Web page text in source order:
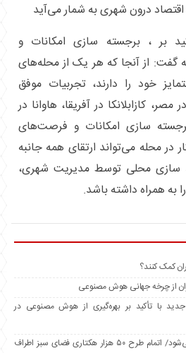
اقتصاد درون شهری به شمار می‌آید
بر ، برجسته سازی امکانات و
از آنجا که هر یک از محله‌های
خود را دارند، تجربیات موفق
کازابلانکا در آفریقا، هاوانا در
سازی امکانات و فرصت‌های
محله می‌تواند ارتقای همه جانبه
سازی محلی توسط مدیریت شهری،
به همراه داشته باشد.
کمک کنند؟
از چرخه جهانی هوش مصنوعی
با تأکید بر بهره‌گیری از هوش مصنوعی در
هیچ درختی در پایتخت قطع نمی‌شود/ اتمام طرح ۵۰ هزار هکتاری فضای سبز اطراف